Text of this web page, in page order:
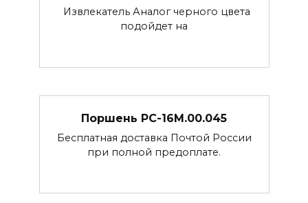
Извлекатель Аналог черного цвета
подойдет на
Поршень РС-16М.00.045
Бесплатная доставка Почтой России
при полной предоплате.